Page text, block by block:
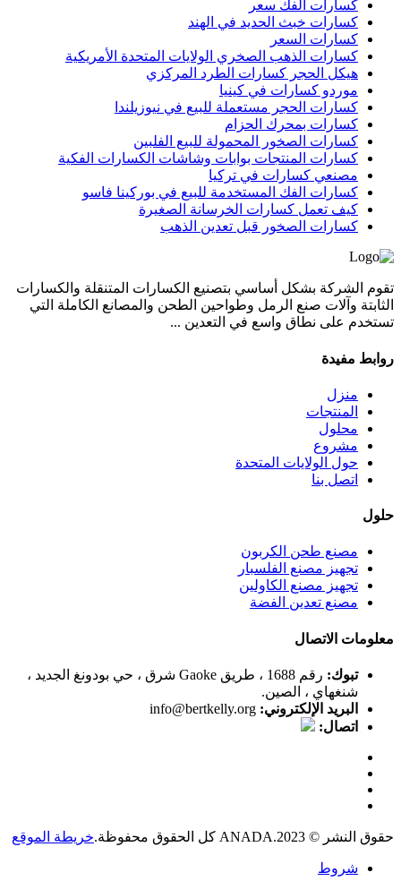
كسارات الفك سعر
كسارات خبث الحديد في الهند
كسارات السعر
كسارات الذهب الصخري الولايات المتحدة الأمريكية
هيكل الحجر كسارات الطرد المركزي
موردو كسارات في كينيا
كسارات الحجر مستعملة للبيع في نيوزيلندا
كسارات بمحرك الحزام
كسارات الصخور المحمولة للبيع الفلبين
كسارات المنتجات بوابات وشاشات الكسارات الفكية
مصنعي كسارات في تركيا
كسارات الفك المستخدمة للبيع في بوركينا فاسو
كيف تعمل كسارات الخرسانة الصغيرة
كسارات الصخور قبل تعدين الذهب
تقوم الشركة بشكل أساسي بتصنيع الكسارات المتنقلة والكسارات
الثابتة وآلات صنع الرمل وطواحين الطحن والمصانع الكاملة التي
تستخدم على نطاق واسع في التعدين ...
روابط مفيدة
منزل
المنتجات
محلول
مشروع
حول الولايات المتحدة
اتصل بنا
حلول
مصنع طحن الكربون
تجهيز مصنع الفلسبار
تجهيز مصنع الكاولين
مصنع تعدين الفضة
معلومات الاتصال
تبوك:
رقم 1688 ، طريق Gaoke شرق ، حي بودونغ الجديد ،
شنغهاي ، الصين.
البريد الإلكتروني: info@bertkelly.org
اتصال:
حقوق النشر © 2023.ANADA كل الحقوق محفوظة. خريطة الموقع
شروط